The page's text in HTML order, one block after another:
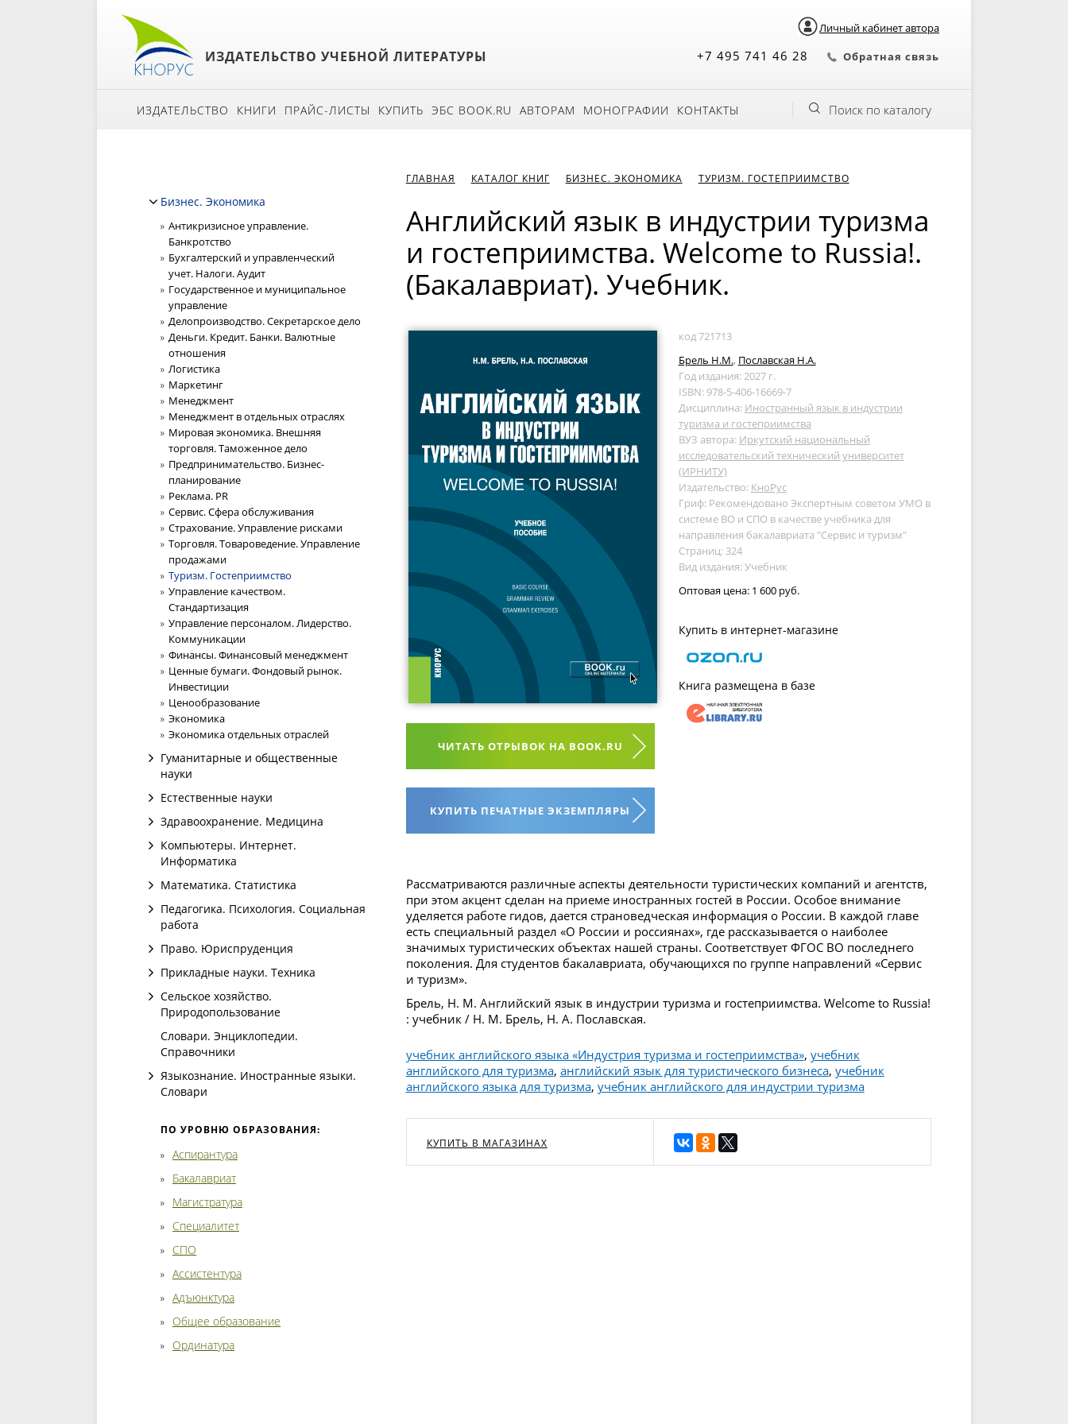
Личный кабинет автора
ИЗДАТЕЛЬСТВО УЧЕБНОЙ ЛИТЕРАТУРЫ +7 495 741 46 28 Обратная связь
ИЗДАТЕЛЬСТВО КНИГИ ПРАЙС-ЛИСТЫ КУПИТЬ ЭБС BOOK.RU АВТОРАМ МОНОГРАФИИ КОНТАКТЫ Поиск по каталогу
Бизнес. Экономика
Антикризисное управление.
Банкротство
Бухгалтерский и управленческий
учет. Налоги. Аудит
Государственное и муниципальное
управление
Делопроизводство. Секретарское дело
Деньги. Кредит. Банки. Валютные
отношения
Логистика
Маркетинг
Менеджмент
Менеджмент в отдельных отраслях
Мировая экономика. Внешняя
торговля. Таможенное дело
Предпринимательство. Бизнес-
планирование
Реклама. PR
Сервис. Сфера обслуживания
Страхование. Управление рисками
Торговля. Товароведение. Управление
продажами
Туризм. Гостеприимство
Управление качеством.
Стандартизация
Управление персоналом. Лидерство.
Коммуникации
Финансы. Финансовый менеджмент
Ценные бумаги. Фондовый рынок.
Инвестиции
Ценообразование
Экономика
Экономика отдельных отраслей
Гуманитарные и общественные
науки
Естественные науки
Здравоохранение. Медицина
Компьютеры. Интернет.
Информатика
Математика. Статистика
Педагогика. Психология. Социальная
работа
Право. Юриспруденция
Прикладные науки. Техника
Сельское хозяйство.
Природопользование
Словари. Энциклопедии.
Справочники
Языкознание. Иностранные языки.
Словари
ПО УРОВНЮ ОБРАЗОВАНИЯ:
Аспирантура
Бакалавриат
Магистратура
Специалитет
СПО
Ассистентура
Адъюнктура
Общее образование
Ординатура
ГЛАВНАЯ КАТАЛОГ КНИГ БИЗНЕС. ЭКОНОМИКА ТУРИЗМ. ГОСТЕПРИИМСТВО
Английский язык в индустрии туризма
и гостеприимства. Welcome to Russia!.
(Бакалавриат). Учебник.
ЧИТАТЬ ОТРЫВОК НА BOOK.RU
КУПИТЬ ПЕЧАТНЫЕ ЭКЗЕМПЛЯРЫ
код 721713
Брель Н.М., Пославская Н.А.
Год издания: 2027 г.
ISBN: 978-5-406-16669-7
Дисциплина: Иностранный язык в индустрии
туризма и гостеприимства
ВУЗ автора: Иркутский национальный
исследовательский технический университет
(ИРНИТУ)
Издательство: КноРус
Гриф: Рекомендовано Экспертным советом УМО в
системе ВО и СПО в качестве учебника для
направления бакалавриата "Сервис и туризм"
Страниц: 324
Вид издания: Учебник
Оптовая цена: 1 600 руб.
Купить в интернет-магазине
Книга размещена в базе
Рассматриваются различные аспекты деятельности туристических компаний и агентств,
при этом акцент сделан на приеме иностранных гостей в России. Особое внимание
уделяется работе гидов, дается страноведческая информация о России. В каждой главе
есть специальный раздел «О России и россиянах», где рассказывается о наиболее
значимых туристических объектах нашей страны. Соответствует ФГОС ВО последнего
поколения. Для студентов бакалавриата, обучающихся по группе направлений «Сервис
и туризм».
Брель, Н. М. Английский язык в индустрии туризма и гостеприимства. Welcome to Russia!
: учебник / Н. М. Брель, Н. А. Пославская.
учебник английского языка «Индустрия туризма и гостеприимства», учебник
английского для туризма, английский язык для туристического бизнеса, учебник
английского языка для туризма, учебник английского для индустрии туризма
КУПИТЬ В МАГАЗИНАХ